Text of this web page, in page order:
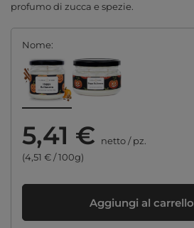
profumo di zucca e spezie.
Nome
5,41 € netto/pz.
(4,51 € / 100g)
Aggiungi al carrello